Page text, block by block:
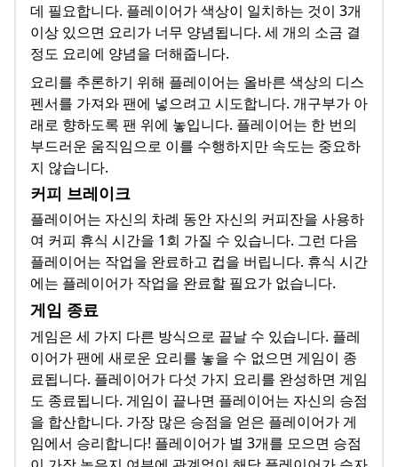
데 필요합니다. 플레이어가 색상이 일치하는 것이 3개
이상 있으면 요리가 너무 양념됩니다. 세 개의 소금 결
정도 요리에 양념을 더해줍니다.
요리를 추론하기 위해 플레이어는 올바른 색상의 디스
펜서를 가져와 팬에 넣으려고 시도합니다. 개구부가 아
래로 향하도록 팬 위에 놓입니다. 플레이어는 한 번의
부드러운 움직임으로 이를 수행하지만 속도는 중요하
지 않습니다.
커피 브레이크
플레이어는 자신의 차례 동안 자신의 커피잔을 사용하
여 커피 휴식 시간을 1회 가질 수 있습니다. 그런 다음
플레이어는 작업을 완료하고 컵을 버립니다. 휴식 시간
에는 플레이어가 작업을 완료할 필요가 없습니다.
게임 종료
게임은 세 가지 다른 방식으로 끝날 수 있습니다. 플레
이어가 팬에 새로운 요리를 놓을 수 없으면 게임이 종
료됩니다. 플레이어가 다섯 가지 요리를 완성하면 게임
도 종료됩니다. 게임이 끝나면 플레이어는 자신의 승점
을 합산합니다. 가장 많은 승점을 얻은 플레이어가 게
임에서 승리합니다! 플레이어가 별 3개를 모으면 승점